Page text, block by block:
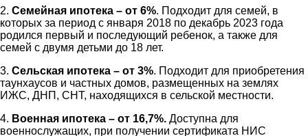
2. Семейная ипотека – от 6%. Подходит для семей, в
которых за период с января 2018 по декабрь 2023 года
родился первый и последующий ребенок, а также для
семей с двумя детьми до 18 лет.
3. Сельская ипотека – от 3%. Подходит для приобретения
таунхаусов и частных домов, размещенных на землях
ИЖС, ДНП, СНТ, находящихся в сельской местности.
4. Военная ипотека – от 16,7%. Доступна для
военнослужащих, при получении сертификата НИС